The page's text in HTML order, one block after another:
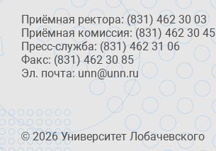
Приёмная ректора: (831) 462 30 03
Приёмная комиссия: (831) 462 30 45
Пресс-служба: (831) 462 31 06
Факс: (831) 462 30 85
Эл. почта: unn@unn.ru
© 2026 Университет Лобачевского